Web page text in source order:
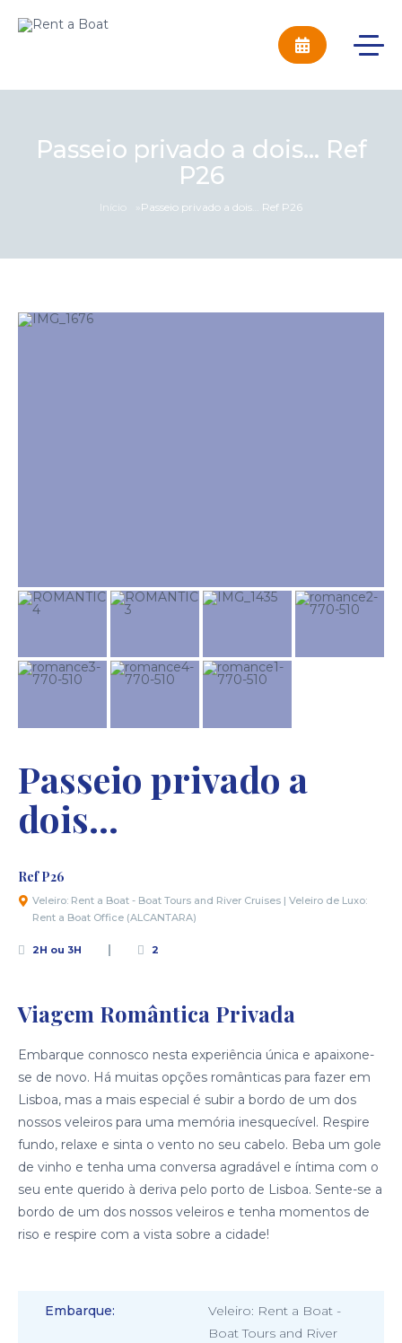
Passeio privado a dois… Ref
P26
Início Passeio privado a dois… Ref P26
Passeio privado a
dois…
Ref P26
Veleiro: Rent a Boat - Boat Tours and River Cruises | Veleiro de Luxo:
Rent a Boat Office (ALCANTARA)
2H ou 3H 2
Viagem Romântica Privada
Embarque connosco nesta experiência única e apaixone-
se de novo. Há muitas opções românticas para fazer em
Lisboa, mas a mais especial é subir a bordo de um dos
nossos veleiros para uma memória inesquecível. Respire
fundo, relaxe e sinta o vento no seu cabelo. Beba um gole
de vinho e tenha uma conversa agradável e íntima com o
seu ente querido à deriva pelo porto de Lisboa. Sente-se a
bordo de um dos nossos veleiros e tenha momentos de
riso e respire com a vista sobre a cidade!
Embarque
Veleiro: Rent a Boat -
Boat Tours and River